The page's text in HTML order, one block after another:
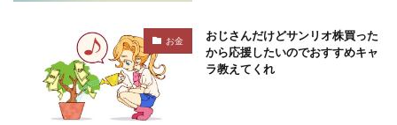
お金
おじさんだけどサンリオ株買った
から応援したいのでおすすめキャ
ラ教えてくれ